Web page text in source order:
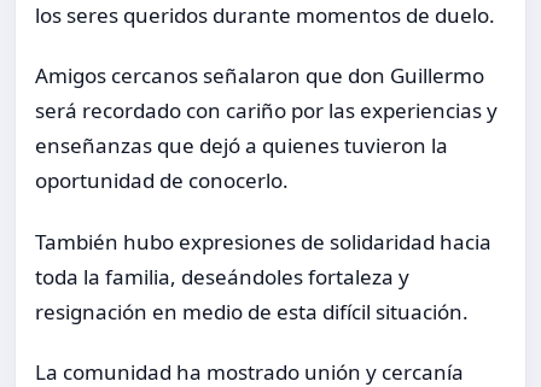
los seres queridos durante momentos de duelo.
Amigos cercanos señalaron que don Guillermo
será recordado con cariño por las experiencias y
enseñanzas que dejó a quienes tuvieron la
oportunidad de conocerlo.
También hubo expresiones de solidaridad hacia
toda la familia, deseándoles fortaleza y
resignación en medio de esta difícil situación.
La comunidad ha mostrado unión y cercanía